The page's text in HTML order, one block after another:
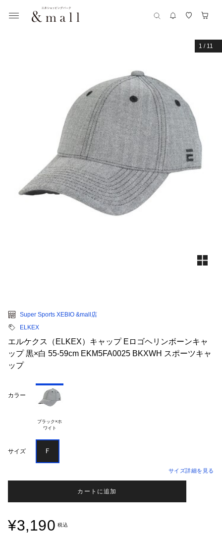
1 / 11
Super Sports XEBIO &mall店
ELKEX
エルケクス（ELKEX）キャップ Eロゴヘリンボーンキャ
ップ 黒×白 55-59cm EKM5FA0025 BKXWH スポーツキャ
ップ
カラー
ブラック×ホ
サイズ Ｆ
サイズ詳細を見る
カートに追加
¥3,190 税込